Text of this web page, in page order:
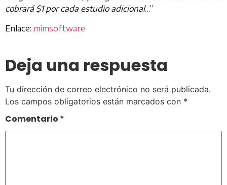
cobrará $1 por cada estudio adicional…”
Enlace: mimsoftware
Deja una respuesta
Tu dirección de correo electrónico no será publicada.
Los campos obligatorios están marcados con *
Comentario *